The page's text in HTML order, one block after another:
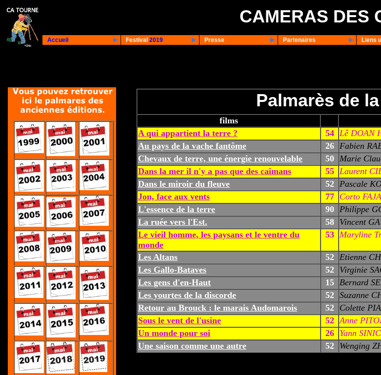
Palmarès de
films
A qui appartient la terre ?
54 Lê DOAN
Au pays de la vache fantôme 26 Fabien
Chevaux de terre, une énergie renouvelable
50 Marie
Dans la mer il n'y a pas que des caïmans
55 Laurent
Dans le miroir du fleuve 52 Pascale
Jon, face aux vents
77 Corto
L'essence de la terre 90 Philippe
La ruée vers l'Est.
58
Vincent
Le vieil homme, les paysans et le ventre du
monde
53 Maryline
Les Altans 52 Etienne
Les Gallo-Bataves
52
Virginie
Les gens d'en-Haut
15 Bernard
Les yourtes de la discorde
52 Suzanne
Retour au Brouck : le marais Audomarois
52
Colette
Sous le vent de l'usine
52 Anne
Un monde pour soi 26 Yann SINIC
Une saison comme une autre 52 Wenging
CAMERAS DES
Accueil Festival 2019 Presse Partenaires Liens